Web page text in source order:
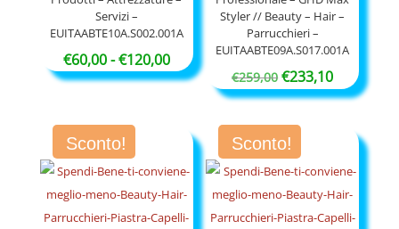
Servizi –
EUITAABTE10A.S002.001A
€60,00-€120,00Fascia
di
€60,00
a
€120,00
Styler // Beauty – Hair –
Parrucchieri –
EUITAABTE09A.S017.001A
€259,00 Il
prezzo
originale
era:
€259,00.
€233,10Il
prezzo
€233,10.
Sconto! Sconto!